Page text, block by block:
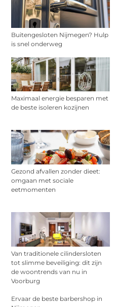
Buitengesloten Nijmegen? Hulp
is snel onderweg
Maximaal energie besparen met
de beste isoleren kozijnen
Gezond afvallen zonder dieet:
omgaan met sociale
eetmomenten
Van traditionele cilindersloten
tot slimme beveiliging: dit zijn
de woontrends van nu in
Voorburg
Ervaar de beste barbershop in